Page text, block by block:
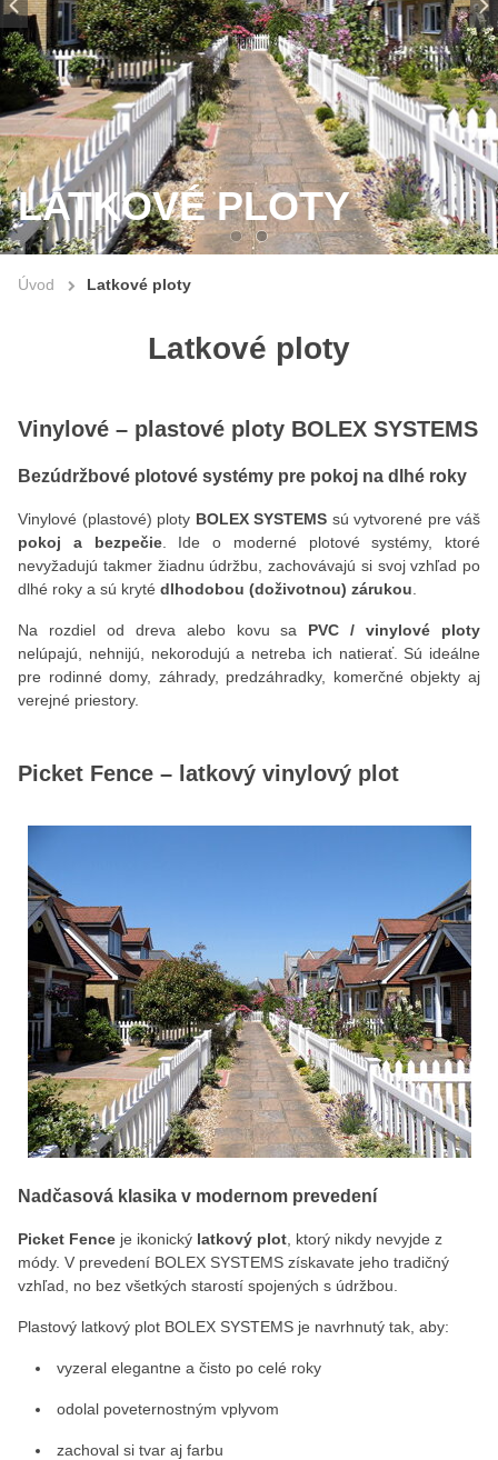
LATKOVÉ PLOTY
Úvod Latkové ploty
Latkové ploty
Vinylové – plastové ploty BOLEX SYSTEMS
Bezúdržbové plotové systémy pre pokoj na dlhé roky
Vinylové (plastové) ploty BOLEX SYSTEMS sú vytvorené pre váš
pokoj a bezpečie. Ide o moderné plotové systémy, ktoré
nevyžadujú takmer žiadnu údržbu, zachovávajú si svoj vzhľad po
dlhé roky a sú kryté dlhodobou (doživotnou) zárukou
Na rozdiel od dreva alebo kovu sa PVC / vinylové ploty
nelúpajú, nehnijú, nekorodujú a netreba ich natierať. Sú ideálne
pre rodinné domy, záhrady, predzáhradky, komerčné objekty aj
verejné priestory.
Picket Fence – latkový vinylový plot
Nadčasová klasika v modernom prevedení
Picket Fence je ikonický latkový plot , ktorý nikdy nevyjde z
módy. V prevedení BOLEX SYSTEMS získavate jeho tradičný
vzhľad, no bez všetkých starostí spojených s údržbou.
Plastový latkový plot BOLEX SYSTEMS je navrhnutý tak, aby:
vyzeral elegantne a čisto po celé roky
odolal poveternostným vplyvom
zachoval si tvar aj farbu